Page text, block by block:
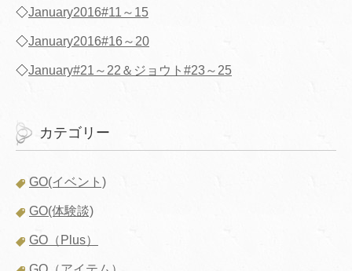
◇January2016#11～15
◇January2016#16～20
◇January#21～22＆ジョウト#23～25
カテゴリー
GO(イベント)
GO(体験談)
GO（Plus）